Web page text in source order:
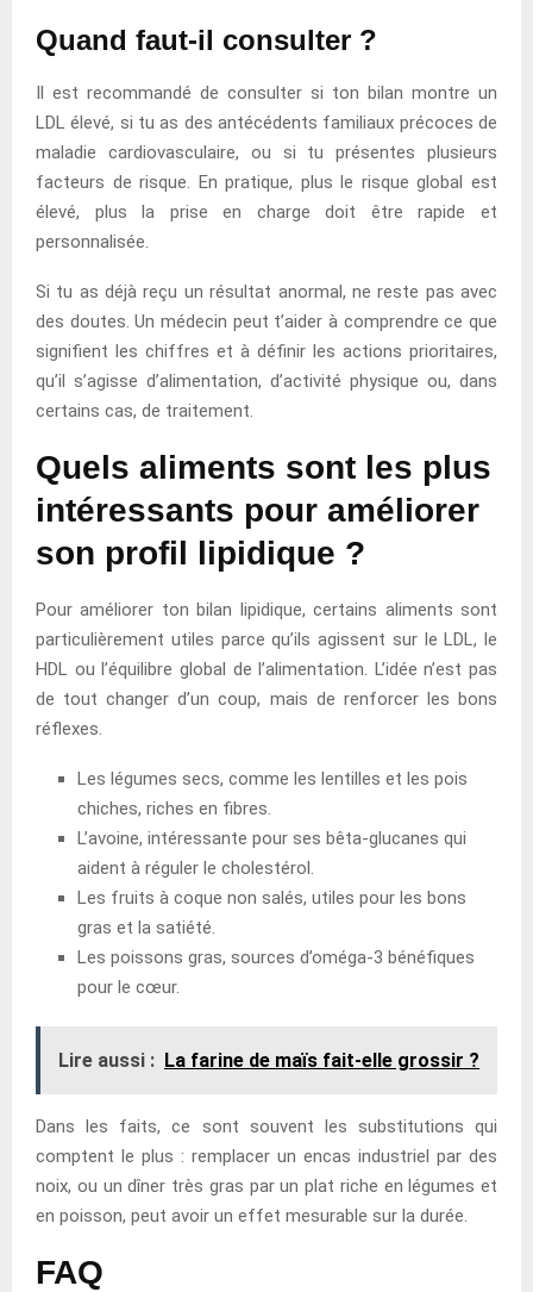
Quand faut-il consulter ?
Il est recommandé de consulter si ton bilan montre un
LDL élevé, si tu as des antécédents familiaux précoces de
maladie cardiovasculaire, ou si tu présentes plusieurs
facteurs de risque. En pratique, plus le risque global est
élevé, plus la prise en charge doit être rapide et
personnalisée.
Si tu as déjà reçu un résultat anormal, ne reste pas avec
des doutes. Un médecin peut t’aider à comprendre ce que
signifient les chiffres et à définir les actions prioritaires,
qu’il s’agisse d’alimentation, d’activité physique ou, dans
certains cas, de traitement.
Quels aliments sont les plus
intéressants pour améliorer
son profil lipidique ?
Pour améliorer ton bilan lipidique, certains aliments sont
particulièrement utiles parce qu’ils agissent sur le LDL, le
HDL ou l’équilibre global de l’alimentation. L’idée n’est pas
de tout changer d’un coup, mais de renforcer les bons
réflexes.
Les légumes secs, comme les lentilles et les pois
chiches, riches en fibres.
L’avoine, intéressante pour ses bêta-glucanes qui
aident à réguler le cholestérol.
Les fruits à coque non salés, utiles pour les bons
gras et la satiété.
Les poissons gras, sources d’oméga-3 bénéfiques
pour le cœur.
Lire aussi : La farine de maïs fait-elle grossir ?
Dans les faits, ce sont souvent les substitutions qui
comptent le plus : remplacer un encas industriel par des
noix, ou un dîner très gras par un plat riche en légumes et
en poisson, peut avoir un effet mesurable sur la durée.
FAQ